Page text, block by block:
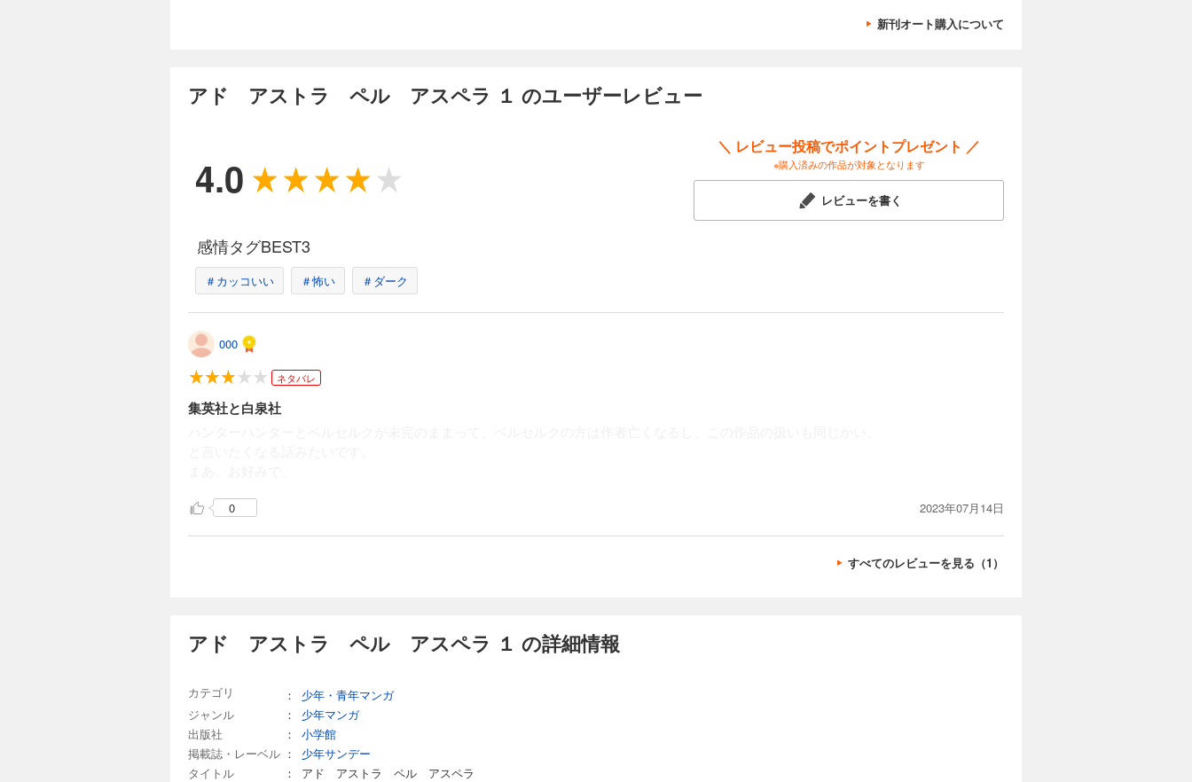
新刊オート購入について
アド アストラ ペル アスペラ １ のユーザーレビュー
4.0
＼ レビュー投稿でポイントプレゼント ／
※購入済みの作品が対象となります
レビューを書く
感情タグBEST3
＃カッコいい ＃怖い ＃ダーク
000
ネタバレ
集英社と白泉社
0 2023年07月14日
すべてのレビューを見る（1）
アド アストラ ペル アスペラ １ の詳細情報
カテゴリ ：
少年・青年マンガ
ジャンル
：
少年マンガ
出版社
：
小学館
掲載誌・レーベル ：
少年サンデー
タイトル
：
アド アストラ ペル アスペラ